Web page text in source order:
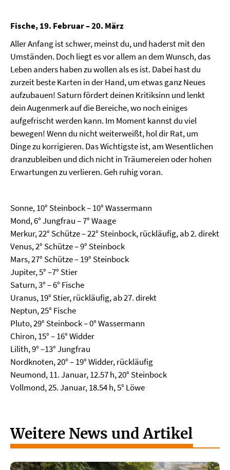
Fische, 19. Februar – 20. März
Aller Anfang ist schwer, meinst du, und haderst mit den
Umständen. Doch liegt es vor allem an dem Wunsch, das
Leben anders haben zu wollen als es ist. Dabei hast du
zurzeit beste Karten in der Hand, um etwas ganz Neues
aufzubauen! Saturn fördert deinen Kritiksinn und lenkt
dein Augenmerk auf die Bereiche, wo noch einiges
aufgefrischt werden kann. Im Moment kannst du viel
bewegen! Wenn du nicht weiterweißt, hol dir Rat, um
Dinge zu korrigieren. Das Wichtigste ist, am Wesentlichen
dranzubleiben und dich nicht in Träumereien oder hohen
Erwartungen zu verlieren. Geh ruhig voran.
Sonne, 10° Steinbock – 10° Wassermann
Mond, 6° Jungfrau – 7° Waage
Merkur, 22° Schütze – 22° Steinbock, rückläufig, ab 2. direkt
Venus, 2° Schütze – 9° Steinbock
Mars, 27° Schütze – 19° Steinbock
Jupiter, 5° –7° Stier
Saturn, 3° – 6° Fische
Uranus, 19° Stier, rückläufig, ab 27. direkt
Neptun, 25° Fische
Pluto, 29° Steinbock – 0° Wassermann
Chiron, 15° – 16° Widder
Lilith, 9° –13° Jungfrau
Nordknoten, 20° – 19° Widder, rückläufig
Neumond, 11. Januar, 12.57 h, 20° Steinbock
Vollmond, 25. Januar, 18.54 h, 5° Löwe
Weitere News und Artikel